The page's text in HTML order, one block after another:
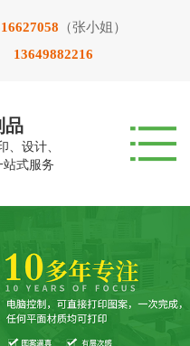
（张小姐）
13649882216
品
、设计、
站式服务